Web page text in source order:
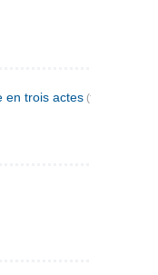
en trois actes (fransk)